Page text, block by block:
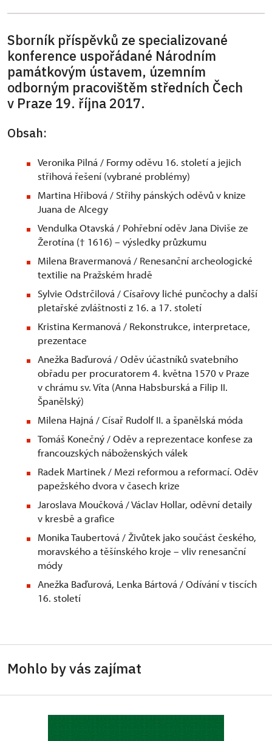
Sborník příspěvků ze specializované
konference uspořádané Národním
památkovým ústavem, územním
odborným pracovištěm středních Čech
v Praze 19. října 2017.
Obsah:
Veronika Pilná / Formy oděvu 16. století a jejich
střihová řešení (vybrané problémy)
Martina Hřibová / Střihy pánských oděvů v knize
Juana de Alcegy
Vendulka Otavská / Pohřební oděv Jana Diviše ze
Žerotína († 1616) – výsledky průzkumu
Milena Bravermanová / Renesanční archeologické
textilie na Pražském hradě
Sylvie Odstrčilová / Císařovy liché punčochy a další
pletařské zvláštnosti z 16. a 17. století
Kristina Kermanová / Rekonstrukce, interpretace,
prezentace
Anežka Baďurová / Oděv účastníků svatebního
obřadu per procuratorem 4. května 1570 v Praze
v chrámu sv. Víta (Anna Habsburská a Filip II.
Španělský)
Milena Hajná / Císař Rudolf II. a španělská móda
Tomáš Konečný / Oděv a reprezentace konfese za
francouzských náboženských válek
Radek Martinek / Mezi reformou a reformací. Oděv
papežského dvora v časech krize
Jaroslava Moučková / Václav Hollar, oděvní detaily
v kresbě a grafice
Monika Taubertová / Živůtek jako součást českého,
moravského a těšínského kroje – vliv renesanční
módy
Anežka Baďurová, Lenka Bártová / Odívání v tiscích
16. století
Mohlo by vás zajímat